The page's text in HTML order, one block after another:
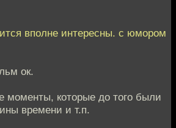
вполне интересны. с юмором
ок.
моменты, которые до того были
времени и т.п.